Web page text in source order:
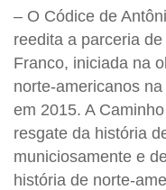
– O Códice de
reedita a parceria
Franco, iniciada na
norte-americanos
em 2015. A
resgate da história
municiosamente e
história de norte-